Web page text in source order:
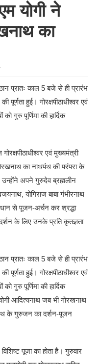
योगी ने
का
प्रातः काल 5 बजे से ही प्रारंभ
हुई। गोरक्षपीठाधीश्वर एवं
गुरु पूर्णिमा की हार्दिक
एवं मुख्यमंत्री
का नाथपंथ की परंपरा के
अपने गुरुदेव ब्रह्मलीन
योगिराज बाबा गंभीरनाथ
से पूजन-अर्चन कर श्रद्धा
के लिए उनके प्रति कृतज्ञता
प्रातः काल 5 बजे से ही प्रारंभ
हुई। गोरक्षपीठाधीश्वर एवं
गुरु पूर्णिमा की हार्दिक
आदित्यनाथ जब भी गोरखनाथ
के गुरुजन का दर्शन-पूजन
पूजा का होता है। गुरुवार